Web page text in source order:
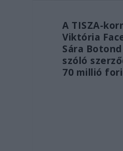
A TISZA-
Viktória
Sára
szóló
70 millió